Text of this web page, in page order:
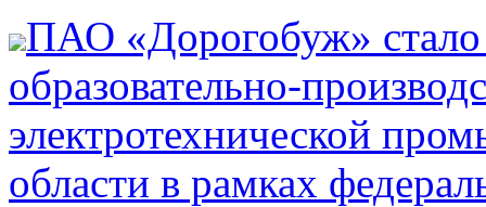
ПАО «Дорогобуж»
образовательно-
электротехнической
области в рамках